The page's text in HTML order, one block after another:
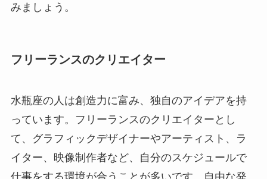
みましょう。
フリーランスのクリエイター
水瓶座の人は創造力に富み、独自のアイデアを持
っています。フリーランスのクリエイターとし
て、グラフィックデザイナーやアーティスト、ラ
イター、映像制作者など、自分のスケジュールで